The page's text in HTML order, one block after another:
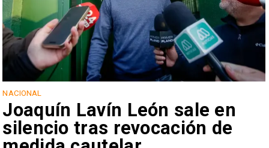
NACIONAL
Joaquín Lavín León sale en
silencio tras revocación de